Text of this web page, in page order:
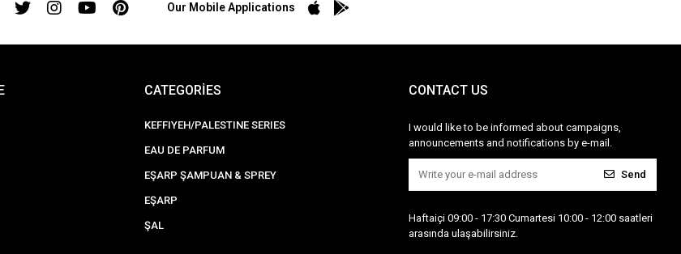
Our Mobile Applications
CATEGORİES
KEFFIYEH/PALESTINE SERIES
EAU DE PARFUM
EŞARP ŞAMPUAN & SPREY
EŞARP
ŞAL
CONTACT US
I would like to be informed about campaigns,
announcements and notifications by e-mail.
Send
Haftaiçi 09:00 - 17:30 Cumartesi 10:00 - 12:00 saatleri
arasında ulaşabilirsiniz.